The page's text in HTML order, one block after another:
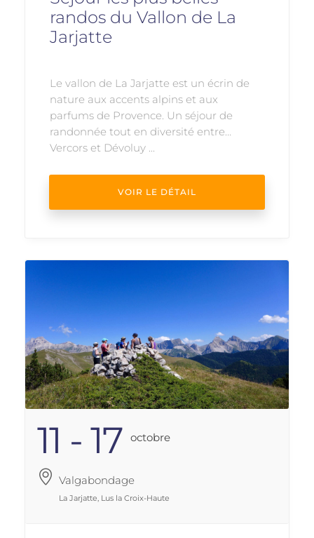
randos du Vallon de La
Jarjatte
Le vallon de La Jarjatte est un écrin de
nature aux accents alpins et aux
parfums de Provence. Un séjour de
randonnée tout en diversité entre
Vercors et Dévoluy ...
VOIR LE DÉTAIL
11 - 17 Octobre
Valgabondage
La Jarjatte, Lus la Croix-Haute